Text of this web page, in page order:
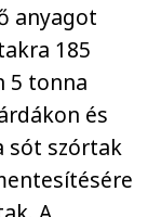
anyagot
185
5 tonna
és
sót szórtak